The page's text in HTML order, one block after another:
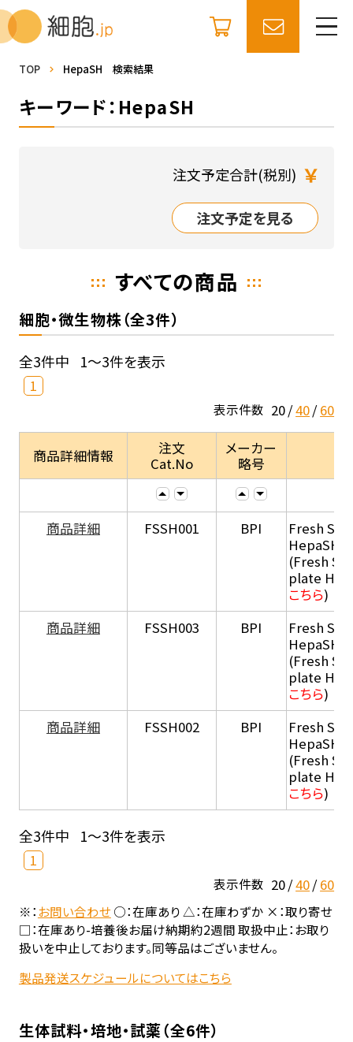
TOP HepaSH 検索結果
キーワード：HepaSH
注文予定合計(税別) ￥
注文予定を見る
すべての商品
細胞・微生物株（全3件）
全3件中 1～3件を表示
1
表示件数 20 40 60
商品詳細情報
注文
Cat.No
メーカー
略号
商品詳細 FSSH001 BPI
Fresh
HepaSH®
(Fresh
plate
こちら)
商品詳細
FSSH003 BPI
Fresh
HepaSH®
(Fresh
plate
こちら)
商品詳細
FSSH002 BPI
Fresh
HepaSH®
(Fresh
plate
こちら)
全3件中 1～3件を表示
1
表示件数 20 40 60
※：お問い合わせ○：在庫あり △：在庫わずか ×：取り寄せ
□：在庫あり-培養後お届け納期約2週間 取扱中止：お取り
扱いを中止しております。同等品はございません。
製品発送スケジュールについてはこちら
生体試料・培地・試薬（全6件）